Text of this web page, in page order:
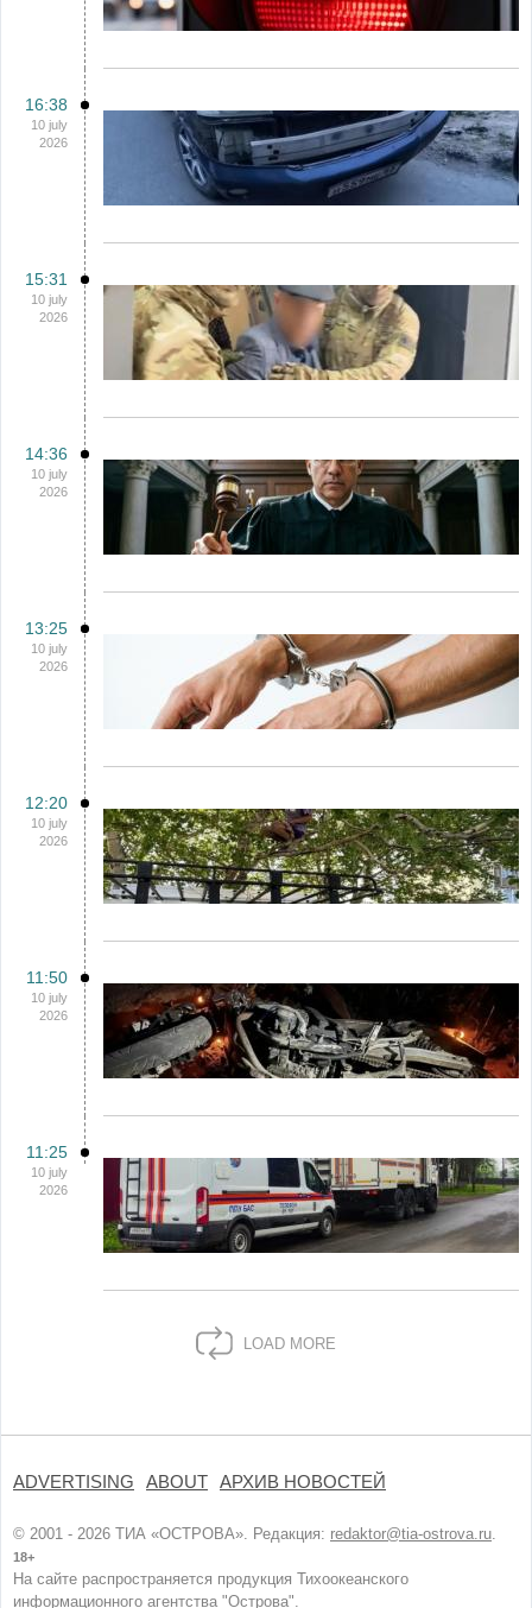
16:38
10 july
2026
15:31
10 july
2026
14:36
10 july
2026
13:25
10 july
2026
12:20
10 july
2026
11:50
10 july
2026
11:25
10 july
2026
LOAD MORE
ADVERTISING ABOUT АРХИВ НОВОСТЕЙ
© 2001 - 2026 ТИА «ОСТРОВА». Редакция: redaktor@tia-ostrova.ru.
18+
На сайте распространяется продукция Тихоокеанского
информационного агентства "Острова".